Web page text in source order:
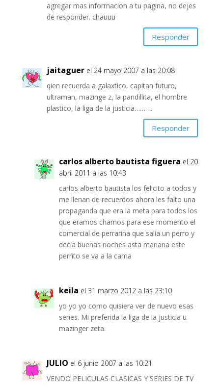
agregar mas informacion a tu pagina, no dejes
de responder. chauuu
Responder
jaitaguer el 24 mayo 2007 a las 20:08
qien recuerda a galaxtico, capitan futuro,
ultraman, mazinge z, la pandillita, el hombre
plastico, la liga de la justicia………..
Responder
carlos alberto bautista figuera el 20
abril 2011 a las 10:43
carlos alberto bautista los felicito a todos y
me llenan de recuerdos ahora les falto una
propaganda que era la meta para todos los
que eramos chamos para ese momento el
comercial de perrarina que salia un perro y
decia buenas noches asta manana este
perrito se va a la cama
keila el 31 marzo 2012 a las 23:10
yo yo yo como quisiera ver de nuevo esas
series. Mi preferida la liga de la justicia u
mazinger zeta.
JULIO el 6 junio 2007 a las 10:21
VENDO PELICULAS CLASICAS Y SERIES DE TV